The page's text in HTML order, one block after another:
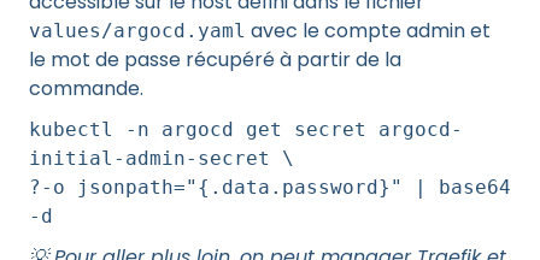
values/argocd.yaml avec le compte admin et
le mot de passe récupéré à partir de la
commande.
kubectl -n argocd get secret argocd-
initial-admin-secret \
?-o jsonpath="{.data.password}" | base64
-d